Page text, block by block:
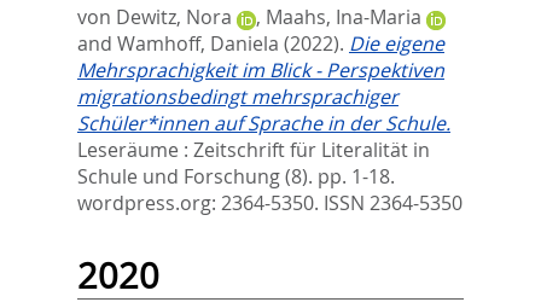
von Dewitz, Nora
, Maahs, Ina-Maria
and Wamhoff, Daniela (2022). Die eigene
Mehrsprachigkeit im Blick - Perspektiven
migrationsbedingt mehrsprachiger
Schüler*innen auf Sprache in der Schule.
Leseräume : Zeitschrift für Literalität in
Schule und Forschung (8). pp. 1-18.
wordpress.org: 2364-5350. ISSN 2364-5350
2020